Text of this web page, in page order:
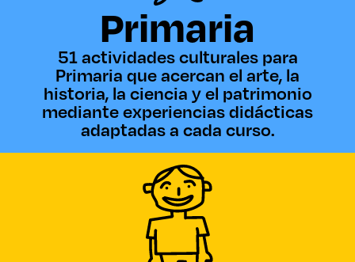
Primaria
51 actividades culturales para
Primaria que acercan el arte, la
historia, la ciencia y el patrimonio
mediante experiencias didácticas
adaptadas a cada curso.